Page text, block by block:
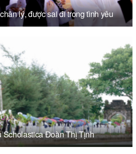
lý, được sai đi trong tình yêu
Scholastica Đoàn Thị Tịnh